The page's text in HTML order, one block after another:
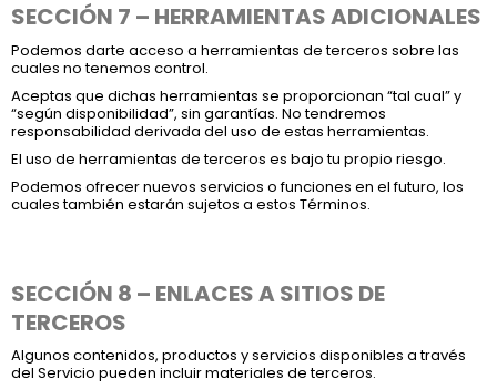
SECCIÓN 7 – HERRAMIENTAS ADICIONALES
Podemos darte acceso a herramientas de terceros sobre las
cuales no tenemos control.
Aceptas que dichas herramientas se proporcionan “tal cual” y
“según disponibilidad”, sin garantías. No tendremos
responsabilidad derivada del uso de estas herramientas.
El uso de herramientas de terceros es bajo tu propio riesgo.
Podemos ofrecer nuevos servicios o funciones en el futuro, los
cuales también estarán sujetos a estos Términos.
SECCIÓN 8 – ENLACES A SITIOS DE
TERCEROS
Algunos contenidos, productos y servicios disponibles a través
del Servicio pueden incluir materiales de terceros.